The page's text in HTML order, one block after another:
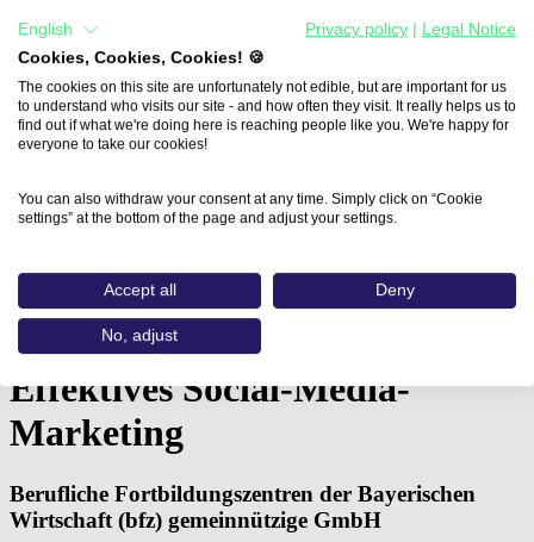
Aus- und Weiterbildungen
Effektives Social-Media-Marketing (Berufliche
Fortbildungszentren…
Effektives Social-Media-
Marketing
Berufliche Fortbildungszentren der Bayerischen
Wirtschaft (bfz) gemeinnützige GmbH
English Privacy policy
Legal Notice
Cookies, Cookies, Cookies! 🍪
The cookies on this site are unfortunately not edible, but are important for us
to understand who visits our site - and how often they visit. It really helps us to
find out if what we're doing here is reaching people like you. We're happy for
everyone to take our cookies!
You can also withdraw your consent at any time. Simply click on “Cookie
settings” at the bottom of the page and adjust your settings.
Accept all Deny
No, adjust